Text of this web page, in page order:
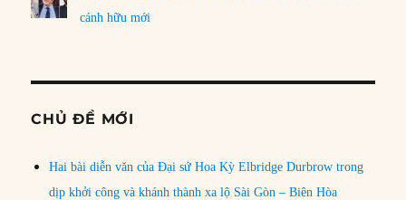
cánh hữu mới
CHỦ ĐỀ MỚI
Hai bài diễn văn của Đại sứ Hoa Kỳ Elbridge Durbrow trong
dịp khởi công và khánh thành xa lộ Sài Gòn – Biên Hòa